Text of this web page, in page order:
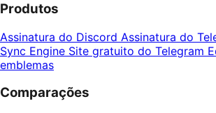
Produtos
Assinatura do Discord Assinatura do
Sync Engine Site gratuito do Telegram
emblemas
Comparações